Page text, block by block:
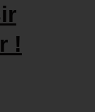
!